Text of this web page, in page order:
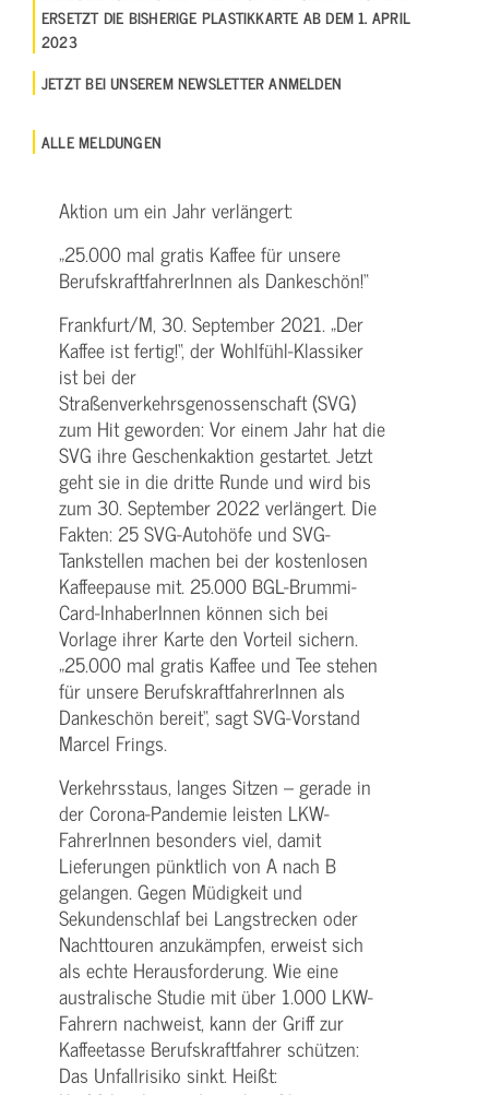
ERSETZT DIE BISHERIGE PLASTIKKARTE AB DEM 1. APRIL
2023
JETZT BEI UNSEREM NEWSLETTER ANMELDEN
ALLE MELDUNGEN
Aktion um ein Jahr verlängert:
„25.000 mal gratis Kaffee für unsere
BerufskraftfahrerInnen als Dankeschön!“
Frankfurt/M, 30. September 2021. „Der
Kaffee ist fertig!“, der Wohlfühl-Klassiker
ist bei der
Straßenverkehrsgenossenschaft (SVG)
zum Hit geworden: Vor einem Jahr hat die
SVG ihre Geschenkaktion gestartet. Jetzt
geht sie in die dritte Runde und wird bis
zum 30. September 2022 verlängert. Die
Fakten: 25 SVG-Autohöfe und SVG-
Tankstellen machen bei der kostenlosen
Kaffeepause mit. 25.000 BGL-Brummi-
Card-InhaberInnen können sich bei
Vorlage ihrer Karte den Vorteil sichern.
„25.000 mal gratis Kaffee und Tee stehen
für unsere BerufskraftfahrerInnen als
Dankeschön bereit“, sagt SVG-Vorstand
Marcel Frings.
Verkehrsstaus, langes Sitzen – gerade in
der Corona-Pandemie leisten LKW-
FahrerInnen besonders viel, damit
Lieferungen pünktlich von A nach B
gelangen. Gegen Müdigkeit und
Sekundenschlaf bei Langstrecken oder
Nachttouren anzukämpfen, erweist sich
als echte Herausforderung. Wie eine
australische Studie mit über 1.000 LKW-
Fahrern nachweist, kann der Griff zur
Kaffeetasse Berufskraftfahrer schützen:
Das Unfallrisiko sinkt. Heißt: